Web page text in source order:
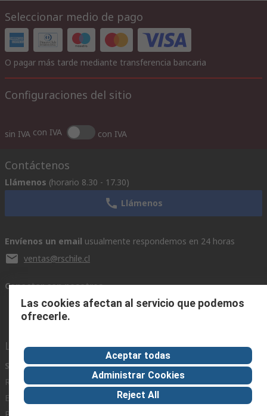
Seleccionar medio de pago
O pagar más tarde mediante transferencia bancaria
Configuraciones del sitio
sin IVA con IVA con IVA
Contáctenos
Llámenos (horario 8.30 - 17.30)
Llámenos
Envíenos un email usualmente respondemos en 24 horas
ventas@rschile.cl
Conectar con nosotros
Links de ayuda
Servicios
Registrarse
Entrega
Acerca de RS
Acerca de RS
En el mundo
Industria
Zona Industria
Las cookies afectan al servicio que podemos
ofrecerle.
Aceptar todas
Administrar Cookies
Reject All